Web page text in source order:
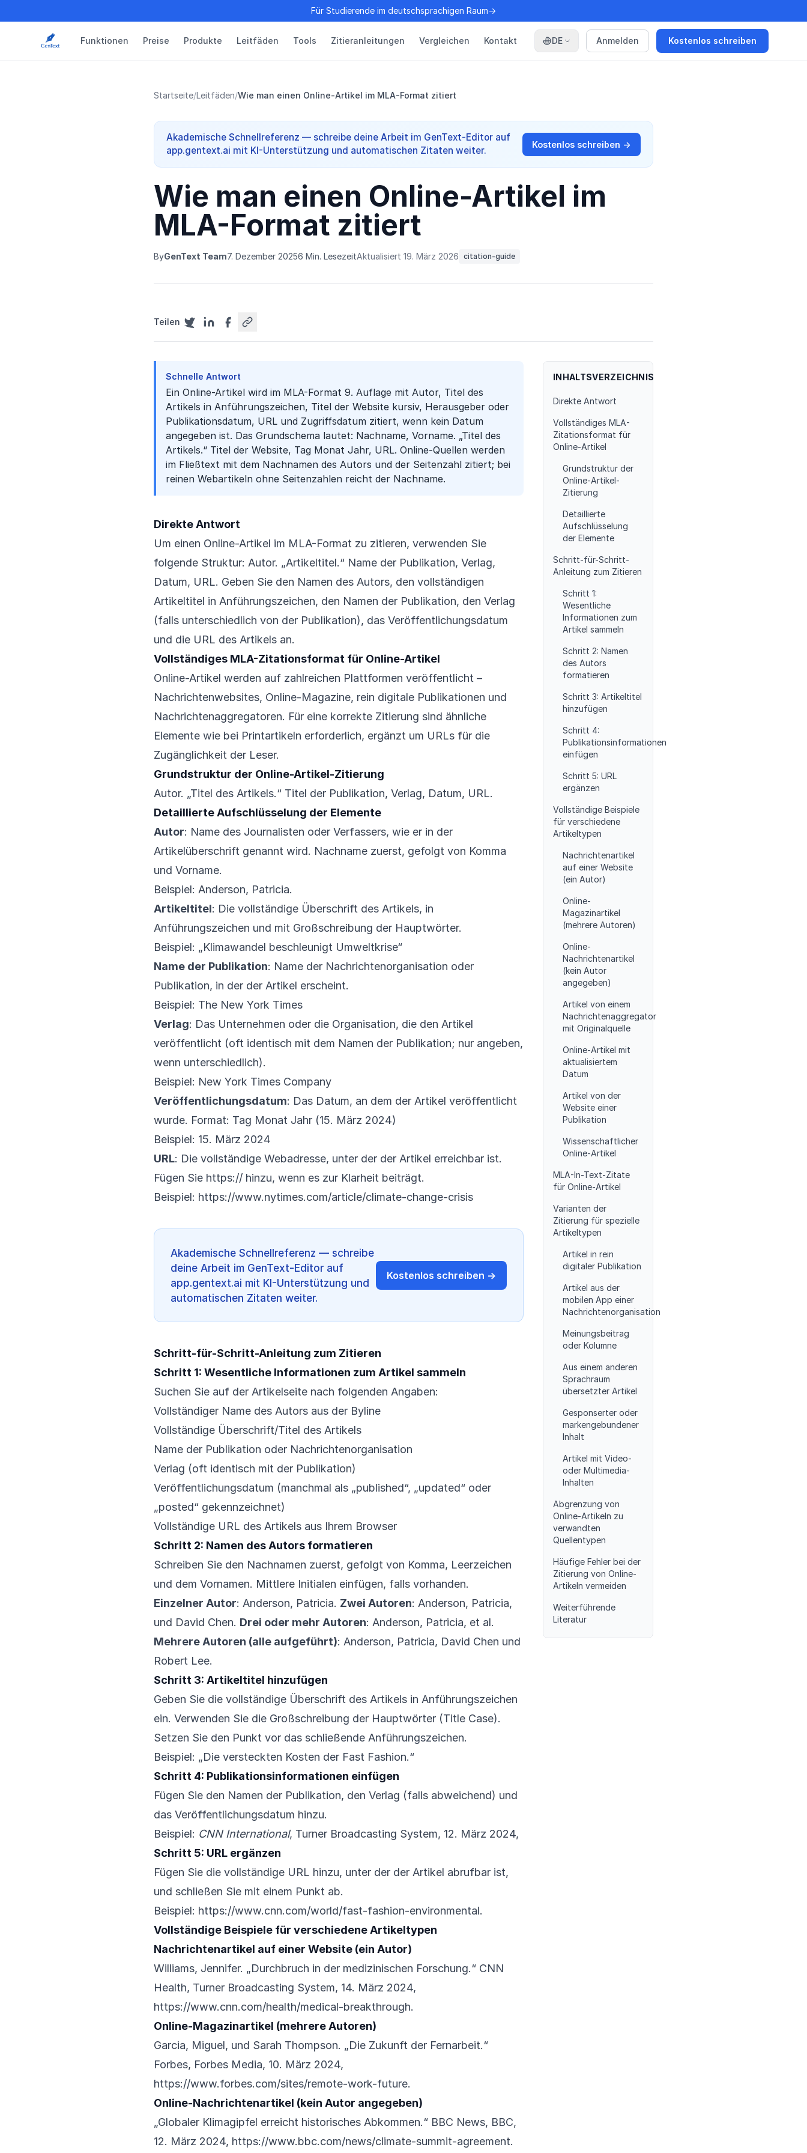
Für Studierende im deutschsprachigen Raum→
Funktionen Preise Produkte Leitfäden Tools Zitieranleitungen Vergleichen Kontakt DE Anmelden Kostenlos schreiben
Startseite/Leitfäden/Wie man einen Online-Artikel im MLA-Format zitiert
Akademische Schnellreferenz — schreibe deine Arbeit im GenText-Editor auf
app.gentext.ai mit KI-Unterstützung und automatischen Zitaten weiter.
Kostenlos schreiben →
Wie man einen Online-Artikel im
MLA-Format zitiert
ByGenText Team7. Dezember 20256 Min. LesezeitAktualisiert 19. März 2026 citation-guide
Teilen
Schnelle Antwort
Ein Online-Artikel wird im MLA-Format 9. Auflage mit Autor, Titel des
Artikels in Anführungszeichen, Titel der Website kursiv, Herausgeber oder
Publikationsdatum, URL und Zugriffsdatum zitiert, wenn kein Datum
angegeben ist. Das Grundschema lautet: Nachname, Vorname. „Titel des
Artikels.“ Titel der Website, Tag Monat Jahr, URL. Online-Quellen werden
im Fließtext mit dem Nachnamen des Autors und der Seitenzahl zitiert; bei
reinen Webartikeln ohne Seitenzahlen reicht der Nachname.
Direkte Antwort
Um einen Online-Artikel im MLA-Format zu zitieren, verwenden Sie
folgende Struktur: Autor. „Artikeltitel.“ Name der Publikation, Verlag,
Datum, URL. Geben Sie den Namen des Autors, den vollständigen
Artikeltitel in Anführungszeichen, den Namen der Publikation, den Verlag
(falls unterschiedlich von der Publikation), das Veröffentlichungsdatum
und die URL des Artikels an.
Vollständiges MLA-Zitationsformat für Online-Artikel
Online-Artikel werden auf zahlreichen Plattformen veröffentlicht –
Nachrichtenwebsites, Online-Magazine, rein digitale Publikationen und
Nachrichtenaggregatoren. Für eine korrekte Zitierung sind ähnliche
Elemente wie bei Printartikeln erforderlich, ergänzt um URLs für die
Zugänglichkeit der Leser.
Grundstruktur der Online-Artikel-Zitierung
Autor. „Titel des Artikels.“ Titel der Publikation, Verlag, Datum, URL.
Detaillierte Aufschlüsselung der Elemente
Autor: Name des Journalisten oder Verfassers, wie er in der
Artikelüberschrift genannt wird. Nachname zuerst, gefolgt von Komma
und Vorname.
Beispiel: Anderson, Patricia.
Artikeltitel: Die vollständige Überschrift des Artikels, in
Anführungszeichen und mit Großschreibung der Hauptwörter.
Beispiel: „Klimawandel beschleunigt Umweltkrise“
Name der Publikation: Name der Nachrichtenorganisation oder
Publikation, in der der Artikel erscheint.
Beispiel: The New York Times
Verlag: Das Unternehmen oder die Organisation, die den Artikel
veröffentlicht (oft identisch mit dem Namen der Publikation; nur angeben,
wenn unterschiedlich).
Beispiel: New York Times Company
Veröffentlichungsdatum: Das Datum, an dem der Artikel veröffentlicht
wurde. Format: Tag Monat Jahr (15. März 2024)
Beispiel: 15. März 2024
URL: Die vollständige Webadresse, unter der der Artikel erreichbar ist.
Fügen Sie https:// hinzu, wenn es zur Klarheit beiträgt.
Beispiel: https://www.nytimes.com/article/climate-change-crisis
Akademische Schnellreferenz — schreibe
deine Arbeit im GenText-Editor auf
app.gentext.ai mit KI-Unterstützung und
automatischen Zitaten weiter.
Kostenlos schreiben →
Schritt-für-Schritt-Anleitung zum Zitieren
Schritt 1: Wesentliche Informationen zum Artikel sammeln
Suchen Sie auf der Artikelseite nach folgenden Angaben:
Vollständiger Name des Autors aus der Byline
Vollständige Überschrift/Titel des Artikels
Name der Publikation oder Nachrichtenorganisation
Verlag (oft identisch mit der Publikation)
Veröffentlichungsdatum (manchmal als „published“, „updated“ oder
„posted“ gekennzeichnet)
Vollständige URL des Artikels aus Ihrem Browser
Schritt 2: Namen des Autors formatieren
Schreiben Sie den Nachnamen zuerst, gefolgt von Komma, Leerzeichen
und dem Vornamen. Mittlere Initialen einfügen, falls vorhanden.
Einzelner Autor: Anderson, Patricia. Zwei Autoren: Anderson, Patricia,
und David Chen. Drei oder mehr Autoren: Anderson, Patricia, et al.
Mehrere Autoren (alle aufgeführt): Anderson, Patricia, David Chen und
Robert Lee.
Schritt 3: Artikeltitel hinzufügen
Geben Sie die vollständige Überschrift des Artikels in Anführungszeichen
ein. Verwenden Sie die Großschreibung der Hauptwörter (Title Case).
Setzen Sie den Punkt vor das schließende Anführungszeichen.
Beispiel: „Die versteckten Kosten der Fast Fashion.“
Schritt 4: Publikationsinformationen einfügen
Fügen Sie den Namen der Publikation, den Verlag (falls abweichend) und
das Veröffentlichungsdatum hinzu.
Beispiel: CNN International, Turner Broadcasting System, 12. März 2024,
Schritt 5: URL ergänzen
Fügen Sie die vollständige URL hinzu, unter der der Artikel abrufbar ist,
und schließen Sie mit einem Punkt ab.
Beispiel: https://www.cnn.com/world/fast-fashion-environmental.
Vollständige Beispiele für verschiedene Artikeltypen
Nachrichtenartikel auf einer Website (ein Autor)
Williams, Jennifer. „Durchbruch in der medizinischen Forschung.“ CNN
Health, Turner Broadcasting System, 14. März 2024,
https://www.cnn.com/health/medical-breakthrough.
Online-Magazinartikel (mehrere Autoren)
Garcia, Miguel, und Sarah Thompson. „Die Zukunft der Fernarbeit.“
Forbes, Forbes Media, 10. März 2024,
https://www.forbes.com/sites/remote-work-future.
Online-Nachrichtenartikel (kein Autor angegeben)
„Globaler Klimagipfel erreicht historisches Abkommen.“ BBC News, BBC,
12. März 2024, https://www.bbc.com/news/climate-summit-agreement.
INHALTSVERZEICHNIS
Direkte Antwort
Vollständiges MLA-
Zitationsformat für
Online-Artikel
Grundstruktur der
Online-Artikel-
Zitierung
Detaillierte
Aufschlüsselung
der Elemente
Schritt-für-Schritt-
Anleitung zum Zitieren
Schritt 1:
Wesentliche
Informationen zum
Artikel sammeln
Schritt 2: Namen
des Autors
formatieren
Schritt 3: Artikeltitel
hinzufügen
Schritt 4:
Publikationsinformationen
einfügen
Schritt 5: URL
ergänzen
Vollständige Beispiele
für verschiedene
Artikeltypen
Nachrichtenartikel
auf einer Website
(ein Autor)
Online-
Magazinartikel
(mehrere Autoren)
Online-
Nachrichtenartikel
(kein Autor
angegeben)
Artikel von einem
Nachrichtenaggregator
mit Originalquelle
Online-Artikel mit
aktualisiertem
Datum
Artikel von der
Website einer
Publikation
Wissenschaftlicher
Online-Artikel
MLA-In-Text-Zitate
für Online-Artikel
Varianten der
Zitierung für spezielle
Artikeltypen
Artikel in rein
digitaler Publikation
Artikel aus der
mobilen App einer
Nachrichtenorganisation
Meinungsbeitrag
oder Kolumne
Aus einem anderen
Sprachraum
übersetzter Artikel
Gesponserter oder
markengebundener
Inhalt
Artikel mit Video-
oder Multimedia-
Inhalten
Abgrenzung von
Online-Artikeln zu
verwandten
Quellentypen
Häufige Fehler bei der
Zitierung von Online-
Artikeln vermeiden
Weiterführende
Literatur